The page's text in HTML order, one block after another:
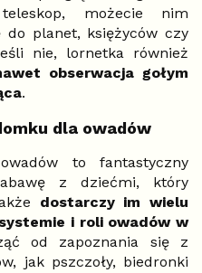
możecie nim
do planet, księżyców czy
nie, lornetka również
obserwacja gołym
.
dla owadów
to fantastyczny
z dziećmi, który
dostarczy im wielu
i roli owadów w
od zapoznania się z
jak pszczoły, biedronki